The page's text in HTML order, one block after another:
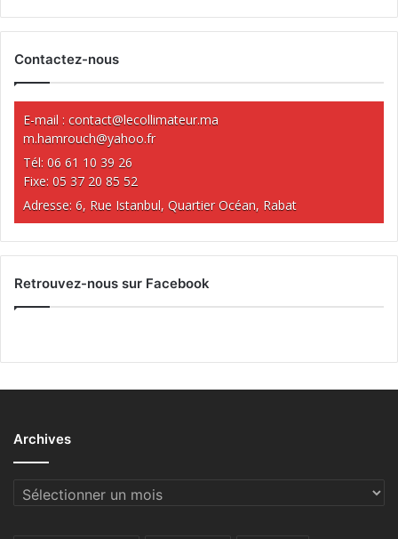
Contactez-nous
E-mail : contact@lecollimateur.ma
m.hamrouch@yahoo.fr
Tél: 06 61 10 39 26
Fixe: 05 37 20 85 52
Adresse: 6, Rue Istanbul, Quartier Océan, Rabat
Retrouvez-nous sur Facebook
Archives
Archives